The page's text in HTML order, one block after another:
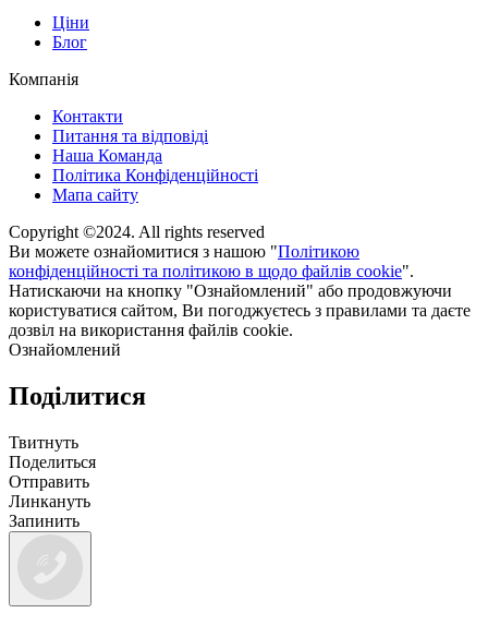
Ціни
Блог
Компанія
Контакти
Питання та відповіді
Наша Команда
Політика Конфіденційності
Мапа сайту
Copyright ©2024. All rights reserved
Ви можете ознайомитися з нашою "Політикою
конфіденційності та політикою в щодо файлів cookie".
Натискаючи на кнопку "Ознайомлений" або продовжуючи
користуватися сайтом, Ви погоджуєтесь з правилами та даєте
дозвіл на використання файлів cookie.
Ознайомлений
Поділитися
Твитнуть
Поделиться
Отправить
Линкануть
Запинить